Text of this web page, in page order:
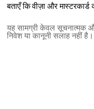
बताएँ कि वीज़ा और
यह सामग्री केवल सूचनात्मक
निवेश या कानूनी सलाह नहीं है।